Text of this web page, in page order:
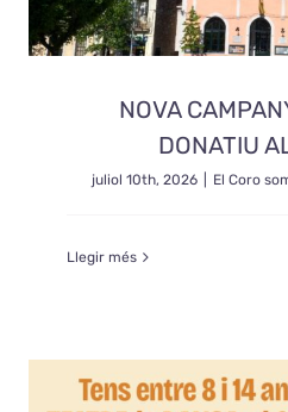
NOVA
DONATIU
juliol 10th, 2026 El Coro
Llegir més